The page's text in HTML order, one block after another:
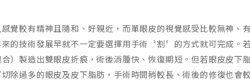
覺較有精神且隨和、好親近，而單眼皮的視覺感受比較無神、
的技術發展早就不一定要選擇用手術〝割〞的方式就可完成。
合）製造出雙眼皮折痕，術後消腫快、恢復期短。但若眼皮皮下
除過多的眼皮及皮下脂肪，手術時間稍較長、術後的修復也會